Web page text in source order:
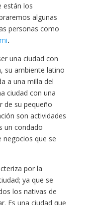
están los
algunas
personas como
.
una ciudad con
su ambiente latino
a una milla del
ciudad con una
de su pequeño
son actividades
un condado
negocios que se
por la
ya que se
los nativas de
Es una ciudad que